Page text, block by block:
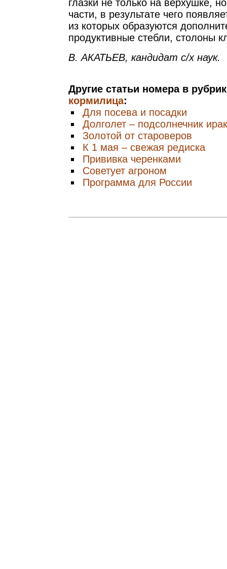
глазки не только на верхушке,
части, в результате чего
из которых образуются
продуктивные стебли, столоны
В. АКАТЬЕВ, кандидат с/х наук.
Другие статьи номера в
кормилица:
Для посева и посадки
Долголет – подсолнечник
Золотой от староверов
К 1 мая – свежая редиска
Прививка черенками
Советует агроном
Программа для России